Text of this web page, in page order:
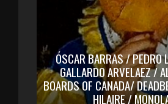
ÓSCAR BARRAS / PEDRO
GALLARDO ARVELAEZ /
BOARDS OF CANADA/
HILAIRE /